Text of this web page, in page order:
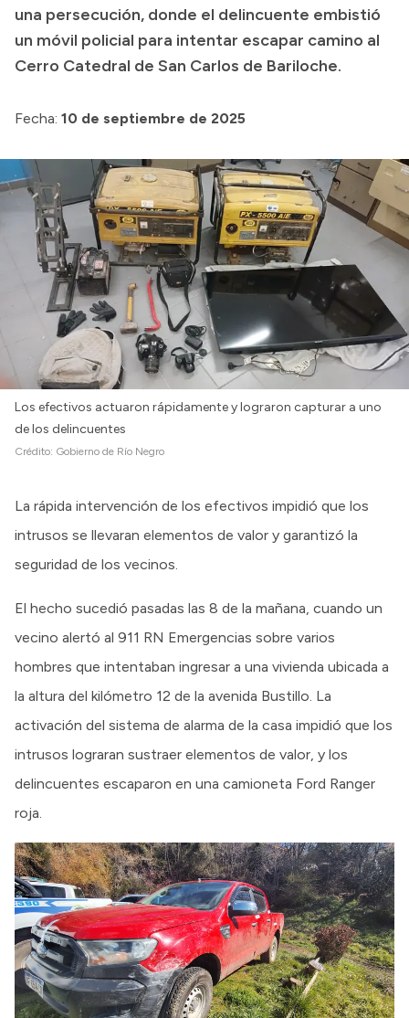
Compras y licitaciones
Consulta de expedientes
Consulta de pago a proveedores
Intranet
Login
una persecución, donde el delincuente embistió
un móvil policial para intentar escapar camino al
Cerro Catedral de San Carlos de Bariloche.
Fecha: 10 de septiembre de 2025
Los efectivos actuaron rápidamente y lograron capturar a uno
de los delincuentes
Crédito: Gobierno de Río Negro
La rápida intervención de los efectivos impidió que los
intrusos se llevaran elementos de valor y garantizó la
seguridad de los vecinos.
El hecho sucedió pasadas las 8 de la mañana, cuando un
vecino alertó al 911 RN Emergencias sobre varios
hombres que intentaban ingresar a una vivienda ubicada a
la altura del kilómetro 12 de la avenida Bustillo. La
activación del sistema de alarma de la casa impidió que los
intrusos lograran sustraer elementos de valor, y los
delincuentes escaparon en una camioneta Ford Ranger
roja.